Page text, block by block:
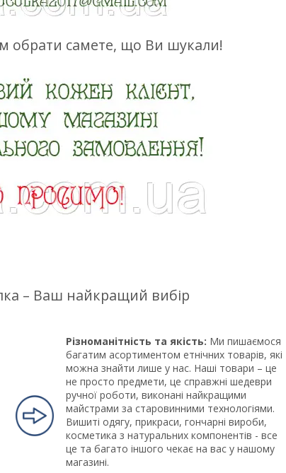
обрати самете, що Ви шукали!
– Ваш найкращий вибір
Різноманітність та якість: Ми пишаємося
багатим асортиментом етнічних товарів, які
можна знайти лише у нас. Наші товари – це
не просто предмети, це справжні шедеври
ручної роботи, виконані найкращими
майстрами за старовинними технологіями.
Вишиті одягу, прикраси, гончарні вироби,
косметика з натуральних компонентів - все
це та багато іншого чекає на вас у нашому
магазині.